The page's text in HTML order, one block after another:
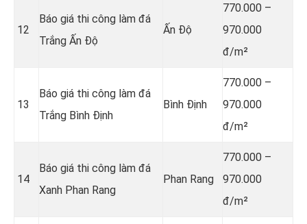
12
Báo giá thi công làm đá
Trắng Ấn Độ
Ấn Độ
770.000 –
970.000
đ/m²
13
Báo giá thi công làm đá
Trắng Bình Định
Bình Định
770.000 –
970.000
đ/m²
14
Báo giá thi công làm đá
Xanh Phan Rang
Phan Rang
770.000 –
970.000
đ/m²